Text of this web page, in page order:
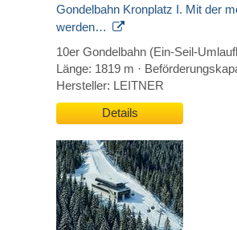
Gondelbahn Kronplatz I. Mit der
werden…
10er Gondelbahn (Ein-Seil-
Länge: 1819 m ·
Hersteller: LEITNER
Details